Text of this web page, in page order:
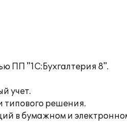
ПП "1С:Бухгалтерия 8".
учет.
типового решения.
в бумажном и